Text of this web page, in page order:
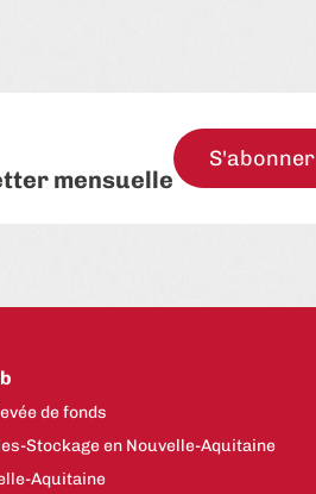
mensuelle
S'abonner
de fonds
Stockage en Nouvelle-Aquitaine
Aquitaine